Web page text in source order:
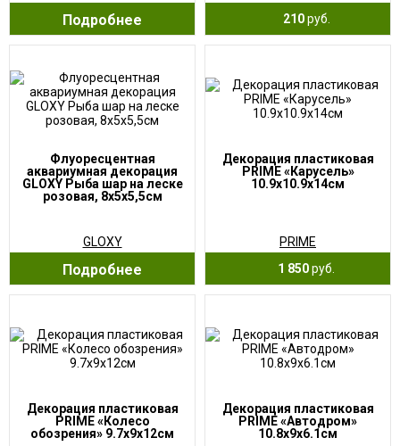
Подробнее
210руб.
Флуоресцентная
аквариумная декорация
GLOXY Рыба шар на леске
розовая, 8х5х5,5см
GLOXY
Подробнее
Декорация пластиковая
PRIME «Карусель»
10.9х10.9х14см
PRIME
1 850руб.
Декорация пластиковая
PRIME «Колесо
обозрения» 9.7х9х12см
Декорация пластиковая
PRIME «Автодром»
10.8х9х6.1см